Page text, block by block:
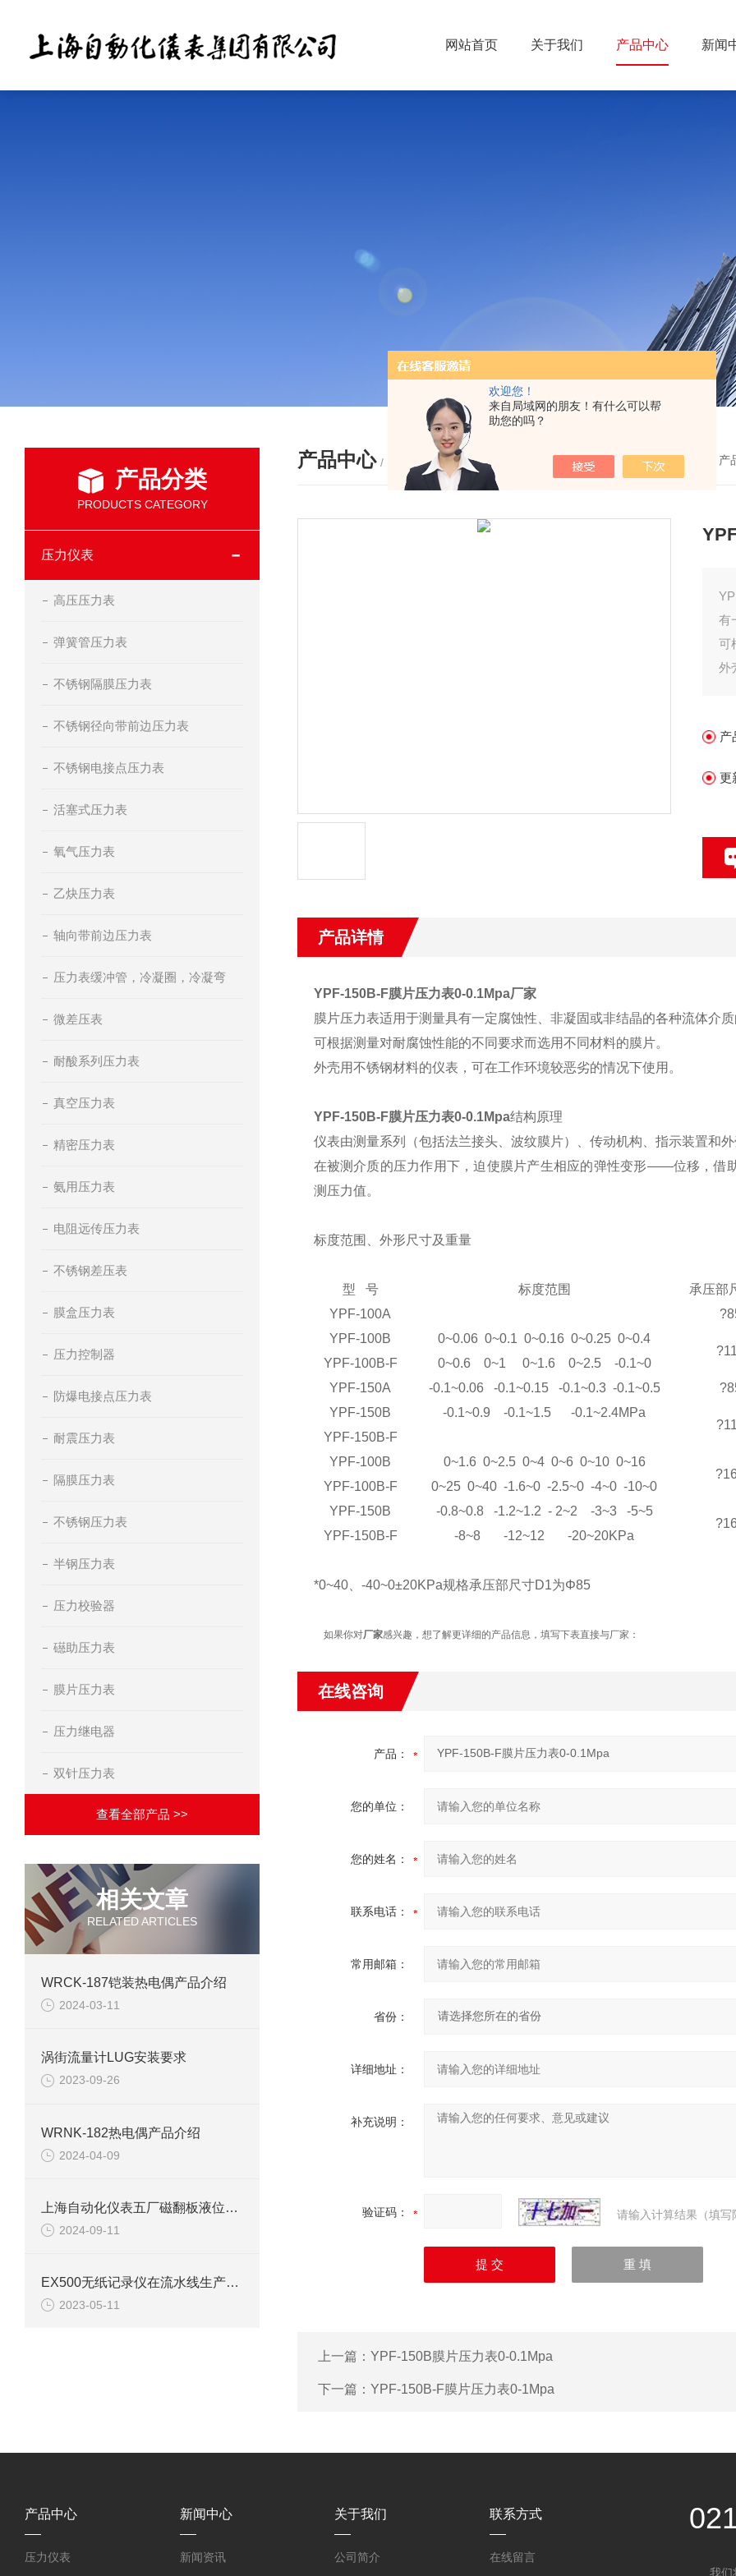
欢迎您！
来自局域网的朋友！有什么可以帮
助您的吗？
网站首页 关于我们 产品中心 新闻
产品分类
PRODUCTS CATEGORY
压力仪表
高压压力表
弹簧管压力表
不锈钢隔膜压力表
不锈钢径向带前边压力表
不锈钢电接点压力表
活塞式压力表
氧气压力表
乙炔压力表
轴向带前边压力表
压力表缓冲管，冷凝圈，冷凝弯
微差压表
耐酸系列压力表
真空压力表
精密压力表
氨用压力表
电阻远传压力表
不锈钢差压表
膜盒压力表
压力控制器
防爆电接点压力表
耐震压力表
隔膜压力表
不锈钢压力表
半钢压力表
压力校验器
礠助压力表
膜片压力表
压力继电器
双针压力表
查看全部产品 >>
相关文章
RELATED ARTICLES
WRCK-187铠装热电偶产品介绍
2024-03-11
涡街流量计LUG安装要求
2023-09-26
WRNK-182热电偶产品介绍
2024-04-09
上海自动化仪表五厂磁翻板液位计检查装置
2024-09-11
EX500无纸记录仪在流水线生产中的应用
2023-05-11
产品中心 / PRODUCTS 您的位置： 首页 产
有
可
外
产
更
产品详情
YPF-150B-F膜片压力表0-0.1Mpa厂家
膜片压力表适用于测量具有一定腐蚀性、非凝固或非结晶的各种流体介质
可根据测量对耐腐蚀性能的不同要求而选用不同材料的膜片。
外壳用不锈钢材料的仪表，可在工作环境较恶劣的情况下使用。
YPF-150B-F膜片压力表0-0.1Mpa结构原理
仪表由测量系列（包括法兰接头、波纹膜片）、传动机构 、指示装置和外
在被测介质的压力作用下，迫使膜片产生相应的弹性变形——位移，借
测压力值。
标度范围、外形尺寸及重量
型 号 标度范围
承压部
YPF-100A
0~0.06 0~0.1 0~0.16 0~0.25 0~0.4
0~0.6 0~1 0~1.6 0~2.5 -0.1~0
-0.1~0.06 -0.1~0.15 -0.1~0.3 -0.1~0.5
-0.1~0.9 -0.1~1.5 -0.1~2.4MPa
YPF-100B
YPF-100B-F
YPF-150A
YPF-150B
YPF-150B-F
YPF-100B
YPF-100B-F
0~1.6 0~2.5 0~4 0~6 0~10 0~16
0~25 0~40 -1.6~0 -2.5~0 -4~0 -10~0
-0.8~0.8 -1.2~1.2 - 2~2 -3~3 -5~5
-8~8 -12~12 -20~20KPa
YPF-150B
YPF-150B-F
*0~40、-40~0±20KPa规格承压部尺寸D1为Φ85
如果你对厂家感兴趣，想了解更详细的产品信息，填写下表直接与厂家：
在线咨询
产品：
您的单位：
您的姓名：
联系电话：
常用邮箱：
省份：
详细地址：
补充说明：
验证码： 请输入计算结果（填
上一篇： YPF-150B膜片压力表0-0.1Mpa
下一篇： YPF-150B-F膜片压力表0-1Mpa
产品中心
压力仪表
新闻中心
新闻资讯
关于我们
公司简介
联系方式
在线留言
我们